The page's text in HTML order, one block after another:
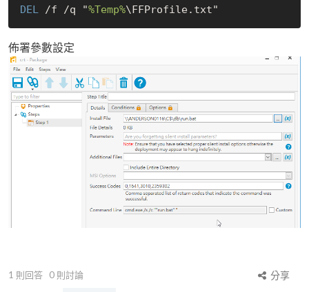
DEL
/f /q "%Temp%
佈署參數設定
1 則回答 0 則討論
分享